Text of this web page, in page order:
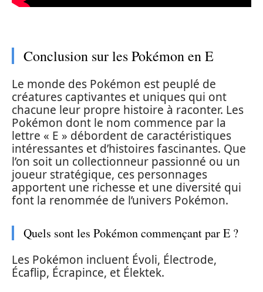
Conclusion sur les Pokémon en E
Le monde des Pokémon est peuplé de
créatures captivantes et uniques qui ont
chacune leur propre histoire à raconter. Les
Pokémon dont le nom commence par la
lettre « E » débordent de caractéristiques
intéressantes et d’histoires fascinantes. Que
l’on soit un collectionneur passionné ou un
joueur stratégique, ces personnages
apportent une richesse et une diversité qui
font la renommée de l’univers Pokémon.
Quels sont les Pokémon commençant par E ?
Les Pokémon incluent Évoli, Électrode,
Écaflip, Écrapince, et Élektek.